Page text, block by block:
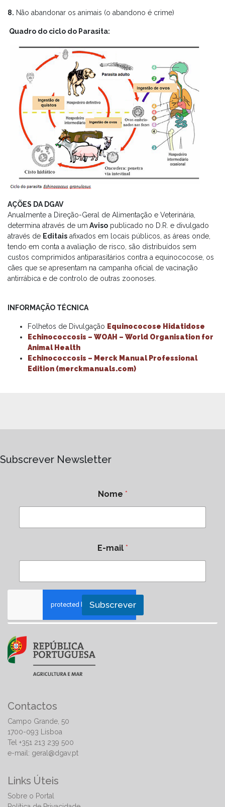
8. Não abandonar os animais (o abandono é crime)
Quadro do ciclo do Parasita:
AÇÕES DA DGAV
Anualmente a Direção-Geral de Alimentação e Veterinária,
determina através de um Aviso publicado no D.R. e divulgado
através de Editais afixados em locais públicos, as áreas onde,
tendo em conta a avaliação de risco, são distribuídos sem
custos comprimidos antiparasitários contra a equinococose, os
cães que se apresentam na campanha oficial de vacinação
antirrábica e de controlo de outras zoonoses.
INFORMAÇÃO TÉCNICA
Folhetos de Divulgação Equinococose Hidatidose
Echinococcosis – WOAH – World Organisation for
Animal Health
Echinococcosis – Merck Manual Professional
Edition (merckmanuals.com)
Subscrever Newsletter
Nome *
E-mail *
Subscrever
Contactos
Campo Grande, 50
1700-093 Lisboa
Tel +351 213 239 500
e-mail: geral@dgav.pt
Links Úteis
Sobre o Portal